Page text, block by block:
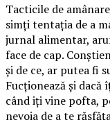
Tacticile de
simți tentația de a
jurnal alimentar,
face de cap.
și de ce, ar putea fi
Fucționează și dacă
când iți vine pofta,
nevoia de a te